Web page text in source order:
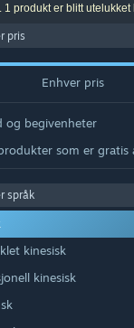
1 produkt er blitt
pris
Enhver pris
og begivenheter
som er gratis
språk
kinesisk
kinesisk